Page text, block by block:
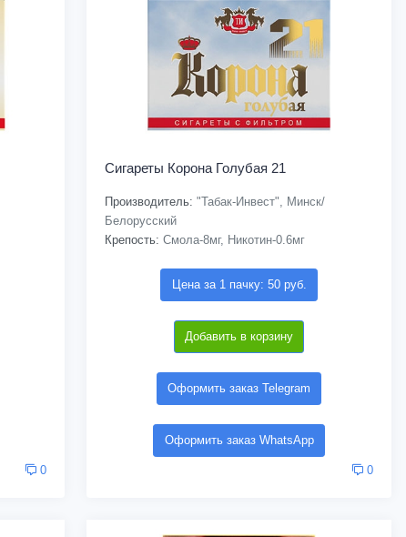
0
Сигареты Корона Голубая 21
Производитель: "Табак-Инвест", Минск/
Белорусский
Крепость: Смола-8мг, Никотин-0.6мг
Цена за 1 пачку: 50 руб.
Добавить в корзину
Оформить заказ Telegram
Оформить заказ WhatsApp
0